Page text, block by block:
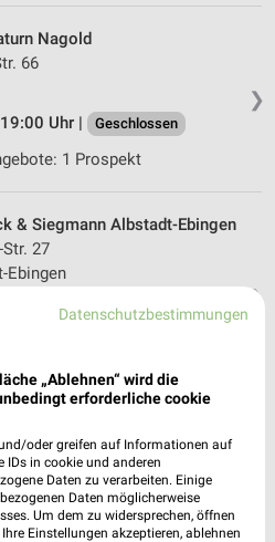
❯
Nagold
66
Uhr |
Geschlossen
1 Prospekt
❯
& Siegmann Albstadt-Ebingen
27
Ebingen
12:30 15:00 - 18:30 Uhr |
1 Prospekt
Reutlingen
Straße 7
Uhr |
Geschlossen
Datenschutzbestimmungen
„Ablehnen“ wird die
erforderliche cookie
oder greifen auf Informationen auf
IDs in cookie und anderen
Daten zu verarbeiten. Einige
Daten möglicherweise
Um dem zu widersprechen, öffnen
Einstellungen akzeptieren, ablehnen